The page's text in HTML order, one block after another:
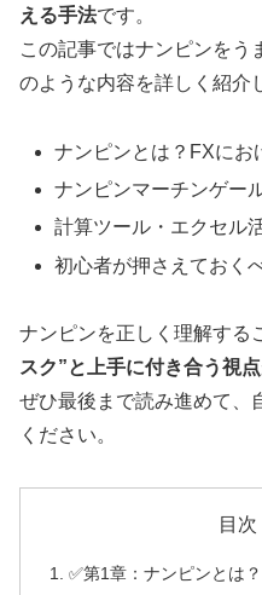
える手法です。
この記事ではナンピンをう
のような内容を詳しく紹介
ナンピンとは？FXにお
ナンピンマーチンゲー
計算ツール・エクセル
初心者が押さえておく
ナンピンを正しく理解する
スク”と上手に付き合う視点
ぜひ最後まで読み進めて、
ください。
目次
✅第1章：ナンピンとは